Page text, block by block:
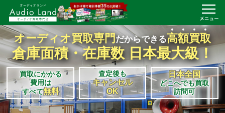
オーディオ買取専門だからできる高額買取
倉庫面積・在庫数 日本最大級！
買取にかかる
費用は
すべて無料
査定後も
キャンセル
OK
日本全国
どこへでも買取
訪問可